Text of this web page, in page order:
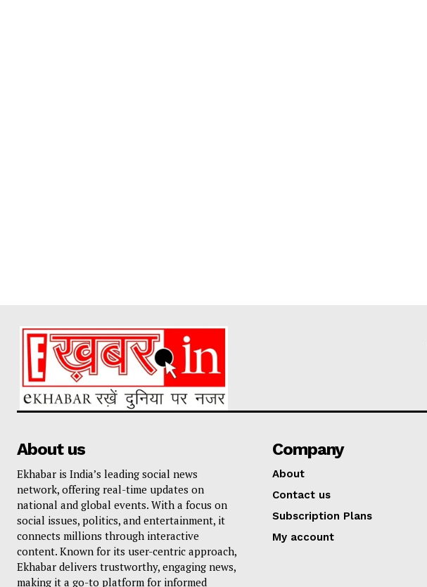
About us
Ekhabar is India’s leading social news
network, offering real-time updates on
national and global events. With a focus on
social issues, politics, and entertainment, it
connects millions through interactive
content. Known for its user-centric approach,
Ekhabar delivers trustworthy, engaging news,
making it a go-to platform for informed
Company
About
Contact us
Subscription Plans
My account